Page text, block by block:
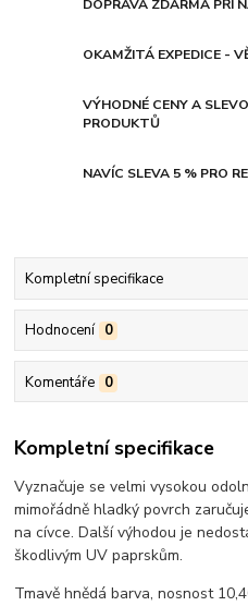
DOPRAVA ZDARMA PŘI
OKAMŽITÁ EXPEDICE -
VÝHODNÉ CENY A
PRODUKTŮ
NAVÍC SLEVA 5 % PRO
Kompletní specifikace
Hodnocení 0
Komentáře 0
Kompletní specifikace
Vyznačuje se velmi vysokou
mimořádně hladký povrch
na cívce. Další výhodou je
škodlivým UV paprskům.
Tmavě hnědá barva, nosnost